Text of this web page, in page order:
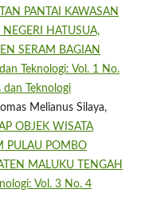
PANTAI KAWASAN
HATUSUA,
SERAM BAGIAN
Teknologi: Vol. 1 No.
dan Teknologi
Melianus Silaya,
OBJEK WISATA
PULAU POMBO
MALUKU TENGAH
Vol. 3 No. 4